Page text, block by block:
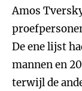
Amos
De ene lijst
mannen en
terwijl de